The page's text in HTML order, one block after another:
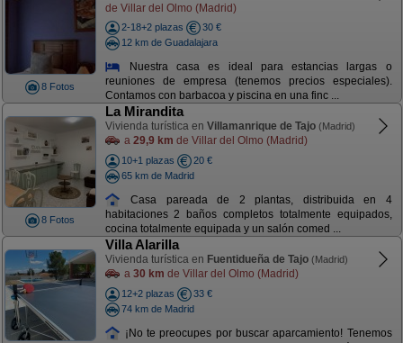
8 Fotos
de Villar del Olmo (Madrid)
2-18+2 plazas
30 €
12 km de Guadalajara
Nuestra casa es ideal para estancias largas o
reuniones de empresa (tenemos precios especiales).
Contamos con barbacoa y piscina en una finc ...
8 Fotos
La Mirandita
Vivienda turística en Villamanrique de Tajo (Madrid)
a 29,9 km de Villar del Olmo (Madrid)
10+1 plazas
20 €
65 km de Madrid
Casa pareada de 2 plantas, distribuida en 4
habitaciones 2 baños completos totalmente equipados,
cocina totalmente equipada y un salón comed ...
Villa Alarilla
Vivienda turística en Fuentidueña de Tajo (Madrid)
a 30 km de Villar del Olmo (Madrid)
12+2 plazas
33 €
74 km de Madrid
¡No te preocupes por buscar aparcamiento! Tenemos